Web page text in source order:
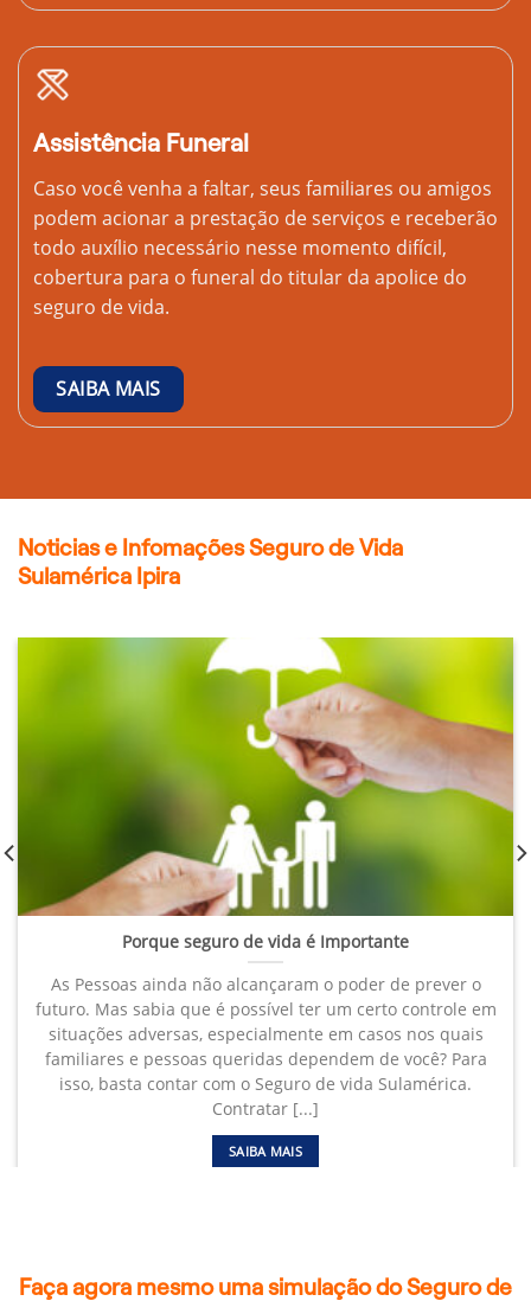
Assistência Funeral
Caso você venha a faltar, seus familiares ou amigos
podem acionar a prestação de serviços e receberão
todo auxílio necessário nesse momento difícil,
cobertura para o funeral do titular da apolice do
seguro de vida.
SAIBA MAIS
Noticias e Infomações Seguro de Vida
Sulamérica Ipira
Porque seguro de vida é Importante
As Pessoas ainda não alcançaram o poder de prever o
futuro. Mas sabia que é possível ter um certo controle em
situações adversas, especialmente em casos nos quais
familiares e pessoas queridas dependem de você? Para
isso, basta contar com o Seguro de vida Sulamérica.
Contratar [...]
SAIBA MAIS
Faça agora mesmo uma simulação do Seguro de